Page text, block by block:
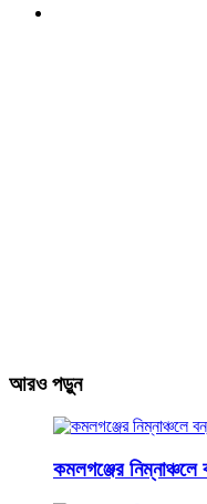
আরও পড়ুন
কমলগঞ্জের নিম্নাঞ্চলে